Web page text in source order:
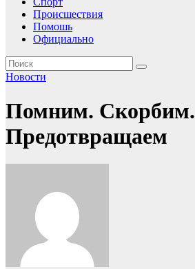
Происшествия
Помошь
Официально
Новости
Помним. Скорбим.
Предотвращаем